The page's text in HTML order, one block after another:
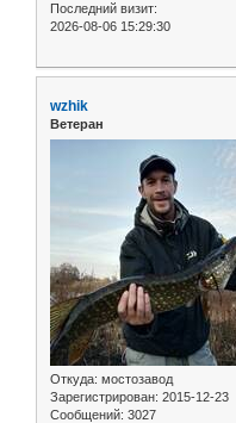
Последний визит:
2026-08-06 15:29:30
wzhik
Ветеран
Откуда: мостозавод
Зарегистрирован: 2015-12-23
Сообщений: 3027